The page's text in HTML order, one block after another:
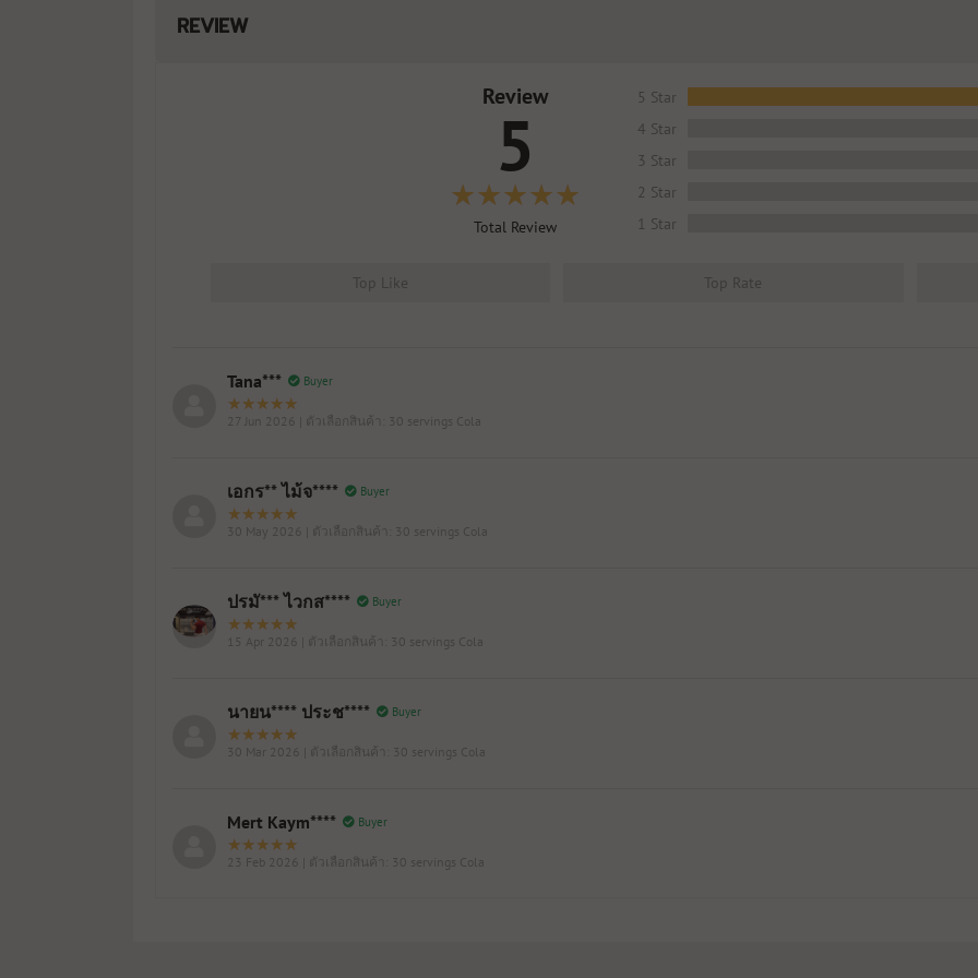
REVIEW
Review
5
Total Review
5 Star
4 Star
3 Star
2 Star
1 Star
Top Like Top Rate
Tana*** Buyer
27 Jun 2026 | ตัวเลือกสินค้า: 30 servings Cola
เอกร** ไม้จ**** Buyer
30 May 2026 | ตัวเลือกสินค้า: 30 servings Cola
ปรมั*** ไวกส**** Buyer
15 Apr 2026 | ตัวเลือกสินค้า: 30 servings Cola
นายน**** ประช**** Buyer
30 Mar 2026 | ตัวเลือกสินค้า: 30 servings Cola
Mert Kaym**** Buyer
23 Feb 2026 | ตัวเลือกสินค้า: 30 servings Cola